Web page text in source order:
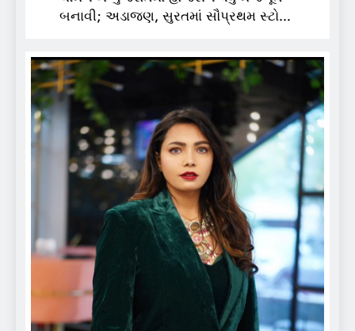
બનાવી; અડાજણ, સુરતમાં સૌપ્રથમ સ્ટોર